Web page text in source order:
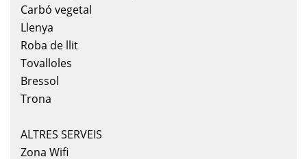
Carbó vegetal
Llenya
Roba de llit
Tovalloles
Bressol
Trona
ALTRES SERVEIS
Zona Wifi